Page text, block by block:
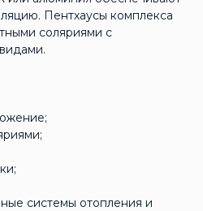
Пентхаусы комплекса
соляриями с
системы отопления и